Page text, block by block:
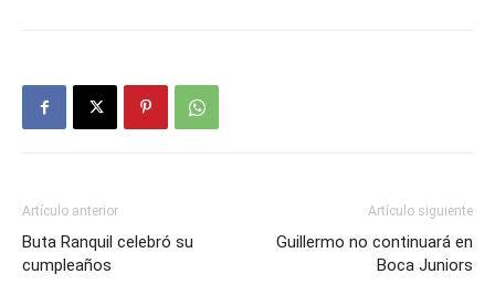
Artículo anterior
Buta Ranquil celebró su
cumpleaños
Artículo siguiente
Guillermo no continuará en
Boca Juniors